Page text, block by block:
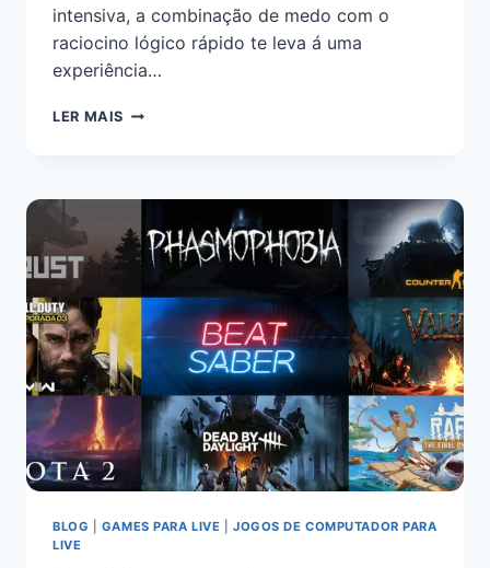
intensiva, a combinação de medo com o
raciocino lógico rápido te leva á uma
experiência…
LER MAIS
BLOG GAMES PARA LIVE |JOGOS DE COMPUTADOR PARA
LIVE